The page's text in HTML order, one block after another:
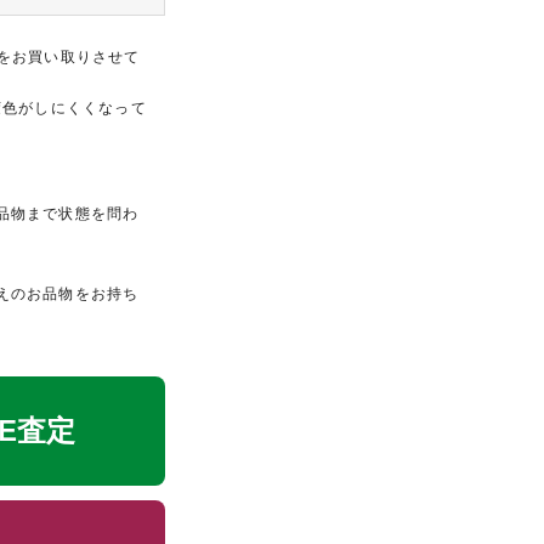
お買い取りさせて
がしにくくなって
物まで状態を問わ
のお品物をお持ち
査定